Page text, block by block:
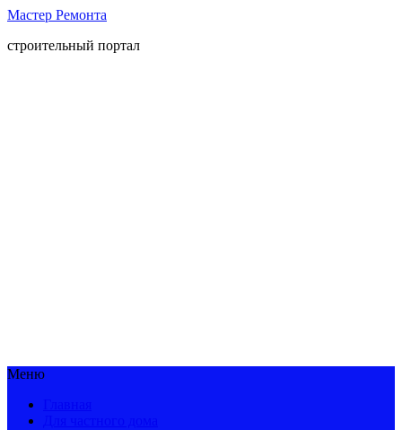
Мастер Ремонта
строительный портал
Меню